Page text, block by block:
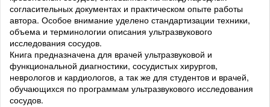
согласительных документах и практическом опыте работы
автора. Особое внимание уделено стандартизации техники,
объема и терминологии описания ультразвукового
исследования сосудов.
Книга предназначена для врачей ультразвуковой и
функциональной диагностики, сосудистых хирургов,
неврологов и кардиологов, а так же для студентов и врачей,
обучающихся по программам ультразвукового исследования
сосудов.